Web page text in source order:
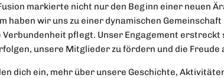
markierte nicht nur den Beginn einer neuen
haben wir uns zu einer dynamischen
Verbundenheit pflegt. Unser Engagement
unsere Mitglieder zu fördern und die Freude
dich ein, mehr über unsere Geschichte,